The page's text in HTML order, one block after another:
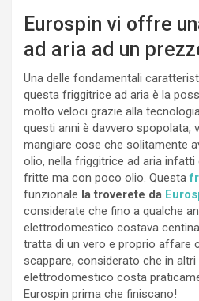
Eurospin vi offre
ad aria ad un
Una delle fondamentali
questa friggitrice ad aria è la
molto veloci grazie alla
questi anni è davvero spopolata,
mangiare cose che solitamente
olio, nella friggitrice ad aria
fritte ma con poco olio. Questa
funzionale la troverete da
considerate che fino a qualche
elettrodomestico costava
tratta di un vero e proprio affare
scappare, considerato che in
elettrodomestico costa
Eurospin prima che finiscano!